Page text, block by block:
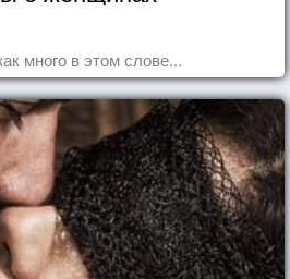
много в этом слове...